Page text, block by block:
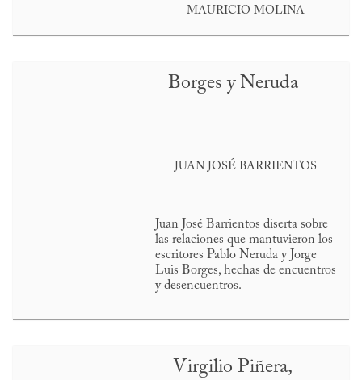
MAURICIO MOLINA
Borges y Neruda
JUAN JOSÉ BARRIENTOS
Juan José Barrientos diserta sobre
las relaciones que mantuvieron los
escritores Pablo Neruda y Jorge
Luis Borges, hechas de encuentros
y desencuentros.
Virgilio Piñera,